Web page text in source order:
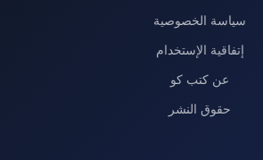
سياسة الخصوصية
إتفاقية الإستخدام
عن كتب كو
حقوق النشر